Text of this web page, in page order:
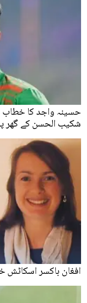
حسینہ واجد کا خطاب
شکیب الحسن کے گھر
افغان باکسر اسکاٹش